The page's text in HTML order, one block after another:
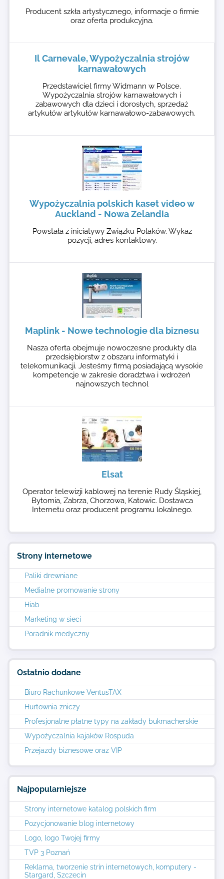
Strony internetowe
Paliki drewniane
Medialne promowanie strony
Hiab
Marketing w sieci
Poradnik medyczny
Ostatnio dodane
Biuro Rachunkowe VentusTAX
Hurtownia zniczy
Profesjonalne płatne typy na zakłady bukmacherskie
Wypożyczalnia kajaków Rospuda
Przejazdy biznesowe oraz VIP
Najpopularniejsze
Strony internetowe katalog polskich firm
Pozycjonowanie blog internetowy
Logo, logo Twojej firmy
TVP 3 Poznań
Reklama, tworzenie strin internetowych, komputery -
Stargard, Szczecin
Producent szkła artystycznego, informacje o firmie
oraz oferta produkcyjna.
Il Carnevale, Wypożyczalnia strojów
karnawałowych
Przedstawiciel firmy Widmann w Polsce.
Wypożyczalnia strojów karnawałowych i
zabawowych dla dzieci i dorosłych, sprzedaż
artykułów artykułów karnawałowo-zabawowych.
Wypożyczalnia polskich kaset video w
Auckland - Nowa Zelandia
Powstała z iniciatywy Związku Polaków. Wykaz
pozycji, adres kontaktowy.
Maplink - Nowe technologie dla biznesu
Nasza oferta obejmuje nowoczesne produkty dla
przedsiębiorstw z obszaru informatyki i
telekomunikacji. Jesteśmy firmą posiadającą wysokie
kompetencje w zakresie doradztwa i wdrożeń
najnowszych technol
Elsat
Operator telewizji kablowej na terenie Rudy Śląskiej,
Bytomia, Zabrza, Chorzowa, Katowic. Dostawca
Internetu oraz producent programu lokalnego.